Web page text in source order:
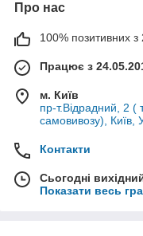
Про нас
100% позитивних з
Працює з
м. Київ
пр-т.Відрадний, 2 (
самовивозу), Київ,
Контакти
Сьогодні
Показати весь